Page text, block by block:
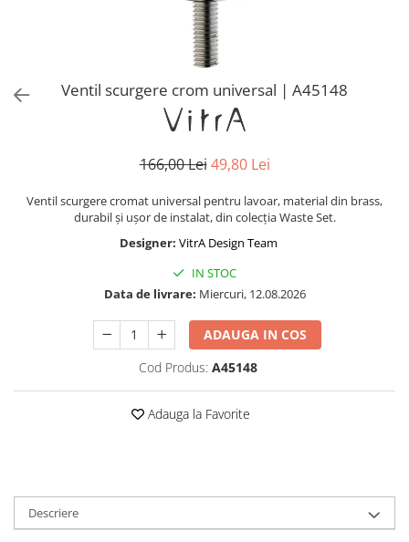
Baterii lavoar montare pe tavan
Robinete coltar
Robinete de trecere
Robinete masina de spalat
Ventil scurgere crom universal | A45148
166,00 Lei 49,80 Lei
Ventil scurgere cromat universal pentru lavoar, material din brass,
durabil și ușor de instalat, din colecția Waste Set.
Designer: VitrA Design Team
IN STOC
Data de livrare: Miercuri, 12.08.2026
ADAUGA IN COS
Cod Produs: A45148
Adauga la Favorite
Descriere